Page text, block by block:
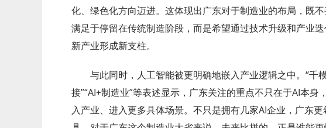
化、绿色化方向迈进。这体现出广东对于制造业的布局，既
满足于停留在传统制造阶段，而是希望通过技术升级和产业
新产业形成新支柱。
与此同时，人工智能被更明确地嵌入产业逻辑之中。“千
接”“AI+制造业”等表述显示，广东关注的重点不只在于AI本身
入产业、进入更多具体场景。不只是拥有几家AI企业，广东